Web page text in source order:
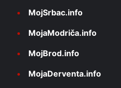
MojSrbac.info
MojaModriča.info
MojBrod.info
MojaDerventa.info